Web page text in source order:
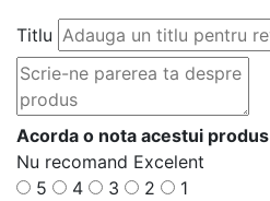
Titlu
Acorda o nota acestui produs
Nu recomand Excelent
5
4 3 2 1